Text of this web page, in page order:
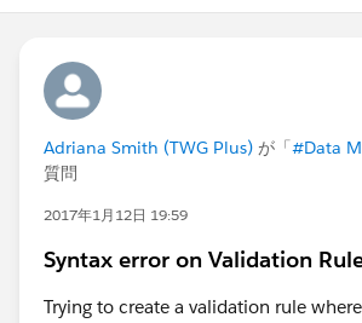
Adriana Smith (TWG Plus) が「#Data
質問
2017年1月12日 19:59
Syntax error on Validation
Trying to create a validation rule